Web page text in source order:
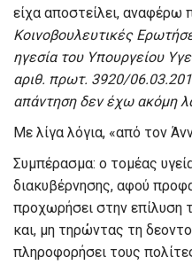
είχα αποστείλει, αναφέρω
Κοινοβουλευτικές
ηγεσία του Υπουργείου
αριθ. πρωτ. 3920/
απάντηση δεν έχω ακόμη
Με λίγα λόγια, «από τον
Συμπέρασμα: ο τομέας
διακυβέρνησης, αφού
προχωρήσει στην επίλυση
και, μη τηρώντας τη
πληροφορήσει τους